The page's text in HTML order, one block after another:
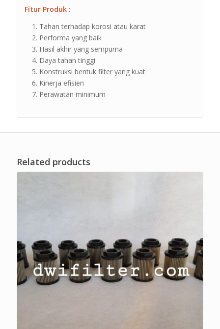
Fitur Produk :
Tahan terhadap korosi atau karat
Performa yang baik
Hasil akhir yang sempurna
Daya tahan tinggi
Konstruksi bentuk filter yang kuat
Kinerja efisien
Perawatan minimum
Related products